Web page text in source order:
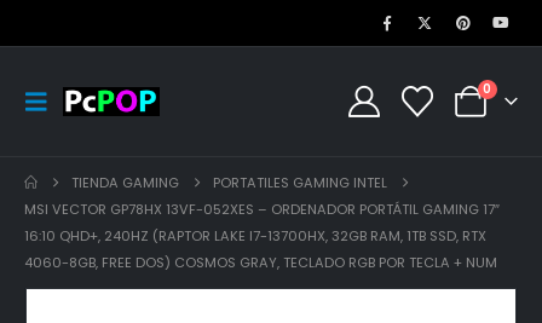
0
TIENDA GAMING
PORTATILES GAMING INTEL
MSI VECTOR GP78HX 13VF-052XES – ORDENADOR PORTÁTIL GAMING 17″
16:10 QHD+, 240HZ (RAPTOR LAKE I7-13700HX, 32GB RAM, 1TB SSD, RTX
4060-8GB, FREE DOS) COSMOS GRAY, TECLADO RGB POR TECLA + NUM